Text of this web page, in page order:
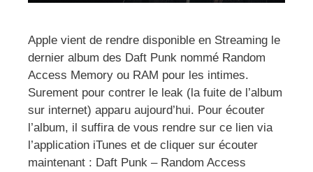
Apple vient de rendre disponible en Streaming le
dernier album des Daft Punk nommé Random
Access Memory ou RAM pour les intimes.
Surement pour contrer le leak (la fuite de l’album
sur internet) apparu aujourd’hui. Pour écouter
l’album, il suffira de vous rendre sur ce lien via
l’application iTunes et de cliquer sur écouter
maintenant : Daft Punk – Random Access